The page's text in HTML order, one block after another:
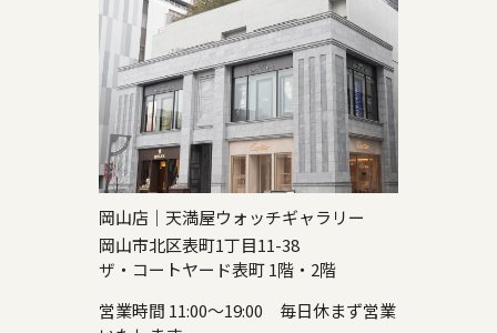
岡山店｜天満屋ウォッチギャラリー
岡山市北区表町1丁目11-38
ザ・コートヤード表町 1階・2階
営業時間 11:00～19:00 毎日休まず営業